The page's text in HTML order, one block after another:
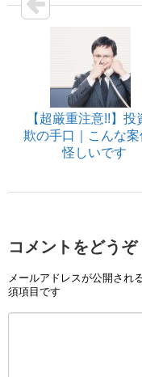
【超厳重注意!!】投
欺の手口｜こんな案
怪しいです
コメントをどうぞ
メールアドレスが公開され
須項目です